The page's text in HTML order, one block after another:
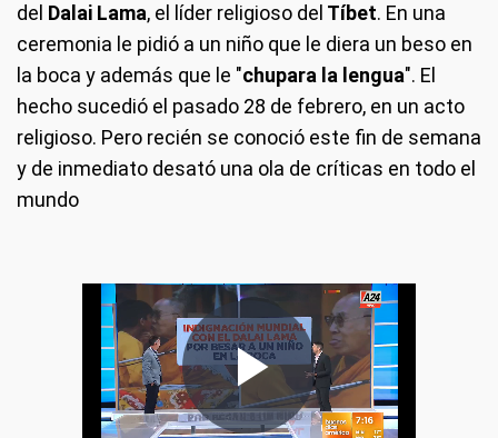
del Dalai Lama, el líder religioso del Tíbet. En una
ceremonia le pidió a un niño que le diera un beso en
la boca y además que le "chupara la lengua". El
hecho sucedió el pasado 28 de febrero, en un acto
religioso. Pero recién se conoció este fin de semana
y de inmediato desató una ola de críticas en todo el
mundo